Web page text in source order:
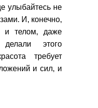
улыбайтесь не
И, конечно,
и телом, даже
этого
требует
и сил, и